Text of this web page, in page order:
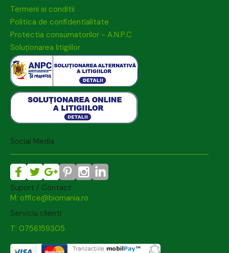
Termeni si conditii
Politica de confidentialitate
Protectia consumatorilor - A.N.P.C
Soluționarea litigiilor
Social Media
Suport / Contact
M: office@biomania.ro
Serviciu clienti
T: 0756159305